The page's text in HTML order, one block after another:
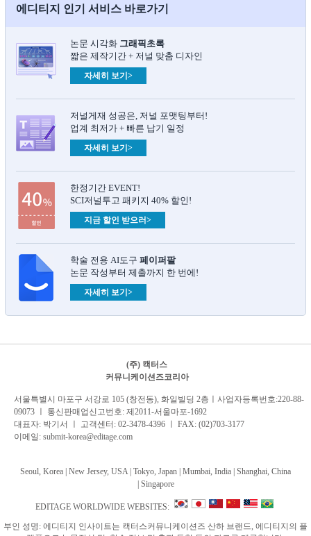
에디티지 인기 서비스 바로가기
논문 시각화 그래픽초록​
짧은 제작기간 + 저널 맞춤 디자인
자세히 보기>
저널게재 성공은, 저널 포맷팅부터!
업계 최저가 + 빠른 납기 일정
자세히 보기>
한정기간 EVENT!
SCI저널투고 패키지 40% 할인!
지금 할인 받으러>
학술 전용 AI도구 페이퍼팔
논문 작성부터 제출까지 한 번에!
자세히 보기>
(주) 캑터스
커뮤니케이션즈코리아
서 울특별시 마포구 서강로 105 (창전동), 화일빌딩 2층 ㅣ사업자등록번호:220-88-
09073 ㅣ 통신판매업신고번호: 제2011-서울마포-1692
대표자: 박기서 ㅣ 고객센터: 02-3478-4396 ㅣ FAX: (02)703-3177
이메일: submit-korea@editage.com
Seoul, Korea | New Jersey, USA | Tokyo, Japan | Mumbai, India | Shanghai, China
Singapore
EDITAGE WORLDWIDE WEBSITES:
부인 성명: 에디티지 인사이트는 캑터스커뮤니케이션즈 산하 브랜드, 에디티지의 플